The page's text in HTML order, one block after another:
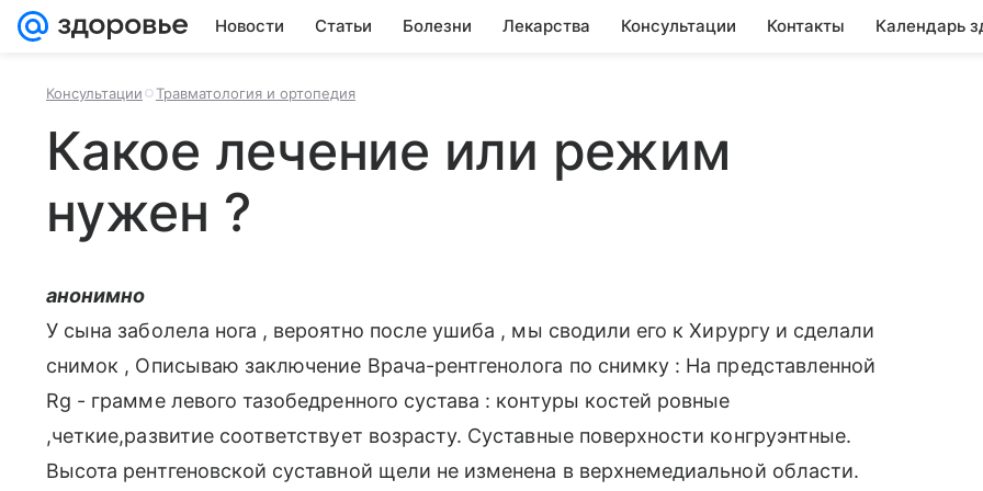
Новости Статьи Болезни Лекарства Консультации Контакты Календарь
Консультации Травматология и ортопедия
Какое лечение или режим
нужен ?
анонимно
У сына заболела нога , вероятно после ушиба , мы сводили его к Хирургу и сделали
снимок , Описываю заключение Врача-рентгенолога по снимку : На представленной
Rg - грамме левого тазобедренного сустава : контуры костей ровные
,четкие,развитие соответствует возрасту. Суставные поверхности конгруэнтные.
Высота рентгеновской суставной щели не изменена в верхнемедиальной области.